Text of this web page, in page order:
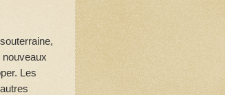
Les